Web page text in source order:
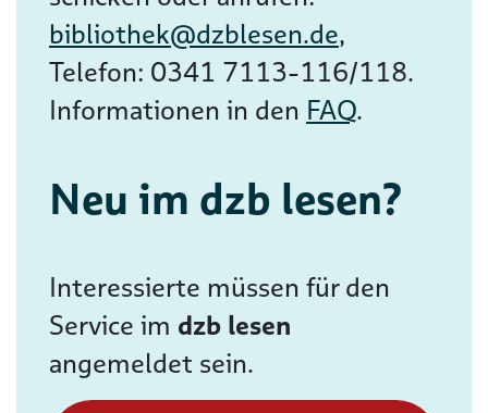
bibliothek@dzblesen.de,
Telefon: 0341 7113-116/118.
Informationen in den FAQ.
Neu im dzb lesen?
Interessierte müssen für den
Service im dzb lesen
angemeldet sein.